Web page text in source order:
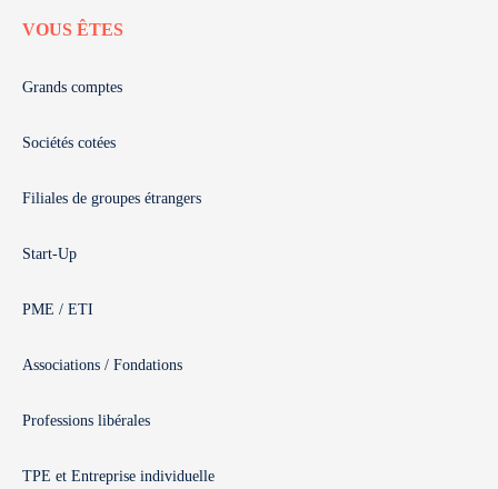
VOUS ÊTES
Grands comptes
Sociétés cotées
Filiales de groupes étrangers
Start-Up
PME / ETI
Associations / Fondations
Professions libérales
TPE et Entreprise individuelle